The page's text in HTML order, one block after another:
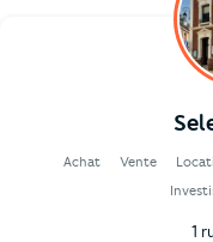
Achat Vente
1